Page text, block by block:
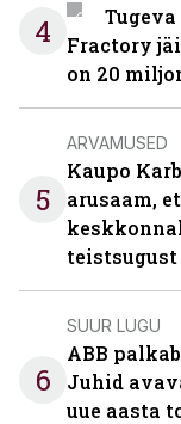
4
Fractory
on 20
5
ARVAMUSED
Kaupo
arusaam,
6
SUUR LUGU
ABB
Juhid
uue aasta